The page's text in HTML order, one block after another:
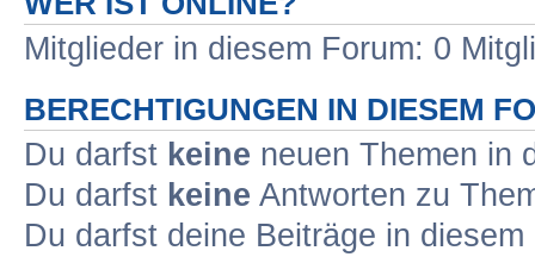
Mitglieder in diesem Forum: 0
BERECHTIGUNGEN IN DIESEM
Du darfst keine neuen Themen in
Du darfst keine Antworten zu
Du darfst deine Beiträge in